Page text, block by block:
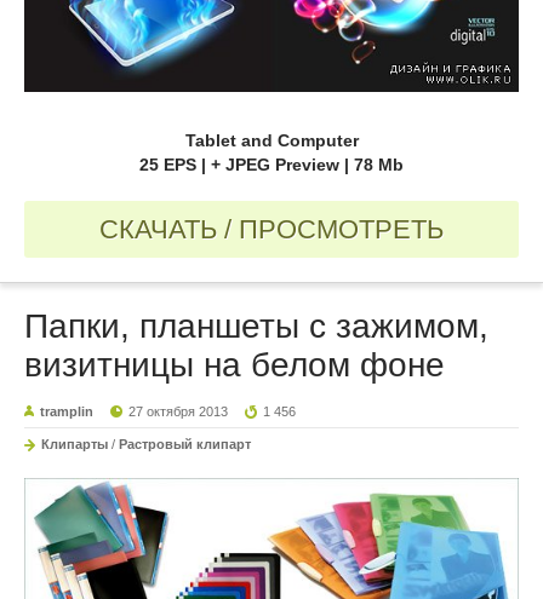
Tablet and Computer
25 EPS | + JPEG Preview | 78 Mb
СКАЧАТЬ / ПРОСМОТРЕТЬ
Папки, планшеты с зажимом,
визитницы на белом фоне
tramplin 27 октября 2013 1 456
Клипарты / Растровый клипарт